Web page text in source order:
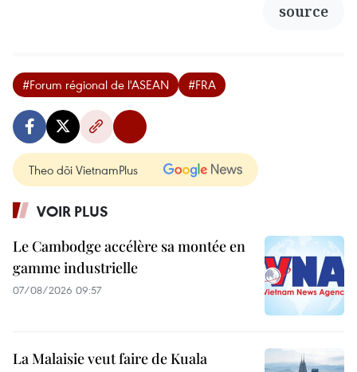
source
#Forum régional de l'ASEAN #FRA
Theo dõi VietnamPlus
VOIR PLUS
Le Cambodge accélère sa montée en
gamme industrielle
07/08/2026 09:57
La Malaisie veut faire de Kuala